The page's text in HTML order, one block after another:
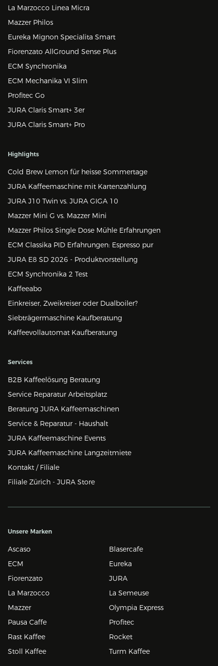
La Marzocco Linea Micra
Mazzer Philos
Eureka Mignon Specialita Smart
Fiorenzato AllGround Sense Plus
ECM Synchronika
ECM Mechanika VI Slim
Profitec Go
JURA Claris Smart+ 3er
JURA Claris Smart+ Pro
Highlights
Cold Brew Lemon für heisse Sommertage
JURA Kaffeemaschine mit Kartenzahlung
JURA J10 Twin vs. JURA GIGA 10
Mazzer Mini G vs. Mazzer Mini
Mazzer Philos Single Dose Mühle Erfahrungen
ECM Classika PID Erfahrungen: Espresso pur
JURA E8 SD 2026 - Produktvorstellung
ECM Synchronika 2 Test
Kaffeeabo
Einkreiser, Zweikreiser oder Dualboiler?
Siebträgermaschine Kaufberatung
Kaffeevollautomat Kaufberatung
Services
B2B Kaffeelösung Beratung
Service Reparatur Arbeitsplatz
Beratung JURA Kaffeemaschinen
Service & Reparatur - Haushalt
JURA Kaffeemaschine Events
JURA Kaffeemaschine Langzeitmiete
Kontakt / Filiale
Filiale Zürich - JURA Store
Unsere Marken
Ascaso
Blasercafe
ECM
Eureka
Fiorenzato
JURA
La Marzocco
La Semeuse
Mazzer
Olympia Express
Pausa Caffe
Profitec
Rast Kaffee
Rocket
Stoll Kaffee
Turm Kaffee